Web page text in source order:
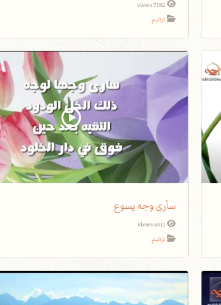
ترانيم
سأرى وجه يسوع
ترانيم